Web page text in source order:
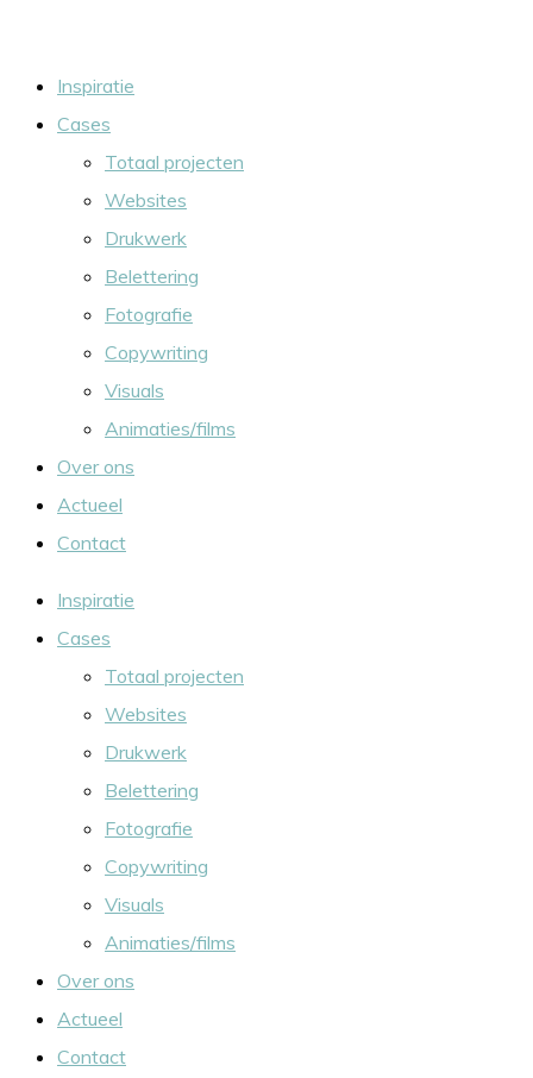
Inspiratie
Cases
Totaal projecten
Websites
Drukwerk
Belettering
Fotografie
Copywriting
Visuals
Animaties/films
Over ons
Actueel
Contact
Inspiratie
Cases
Totaal projecten
Websites
Drukwerk
Belettering
Fotografie
Copywriting
Visuals
Animaties/films
Over ons
Actueel
Contact